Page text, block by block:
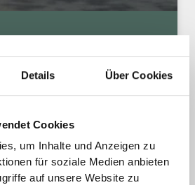
Details Über Cookies
Cookies
um Inhalte und Anzeigen zu
für soziale Medien anbieten
auf unsere Website zu
All-in-One-Fliesen
direkt ins Haus. Eine einzige
Gesamtbild und